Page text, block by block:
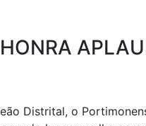
Distrital, o